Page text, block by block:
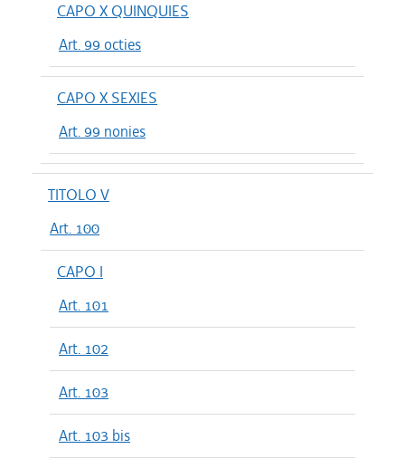
CAPO X QUINQUIES
Art. 99 octies
CAPO X SEXIES
Art. 99 nonies
TITOLO V
Art. 100
CAPO I
Art. 101
Art. 102
Art. 103
Art. 103 bis